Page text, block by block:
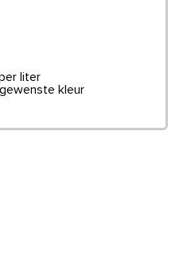
liter
kleur